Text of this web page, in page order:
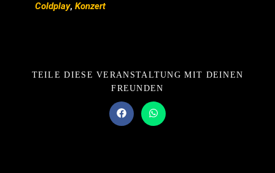
Coldplay,Konzert
TEILE DIESE VERANSTALTUNG MIT DEINEN
FREUNDEN